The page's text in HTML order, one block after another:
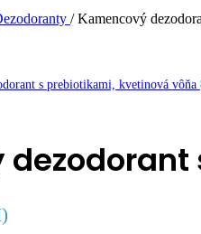
/ Kamencový
s prebiotikami, kvetinová vôňa